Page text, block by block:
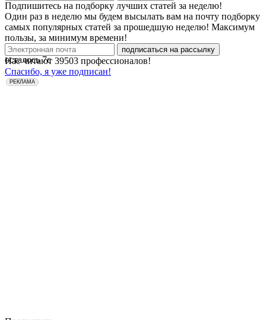
Подпишитесь на подборку лучших статей за неделю!
Один раз в неделю мы будем высылать вам на почту подборку
самых популярных статей за прошедшую неделю! Максимум
пользы, за минимум времени!
подписаться на рассылку
Нас читают 39503 профессионалов!
Спасибо, я уже подписан!
осталось7с